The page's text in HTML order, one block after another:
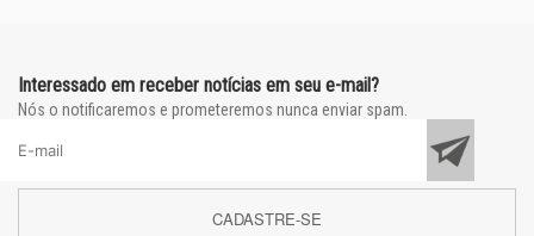
Interessado em receber notícias em seu e-mail?
Nós o notificaremos e prometeremos nunca enviar spam.
CADASTRE-SE